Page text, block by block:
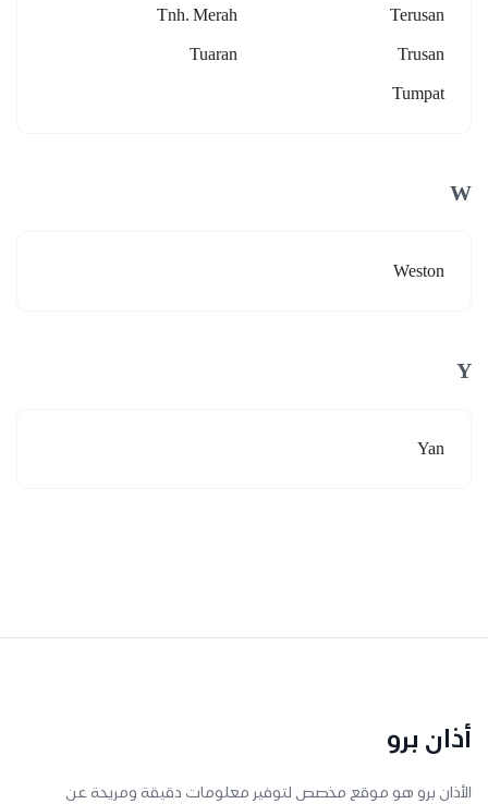
Terusan
Tnh. Merah
Trusan
Tuaran
Tumpat
W
Weston
Y
Yan
أذان برو
الأذان برو هو موقع مخصص لتوفير معلومات دقيقة ومريحة عن